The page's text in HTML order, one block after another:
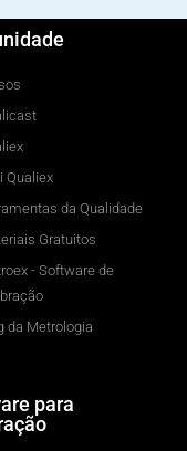
Qualiex
da Qualidade
Gratuitos
- Software de
da Metrologia
para